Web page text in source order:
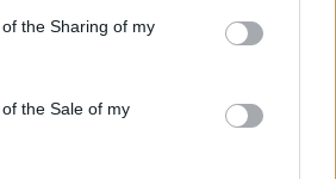
or usage behaviour. You may click to
to Google and its third-party tags to
specified purposes in below Google
the Sharing of my
the Sale of my
καύσωνα